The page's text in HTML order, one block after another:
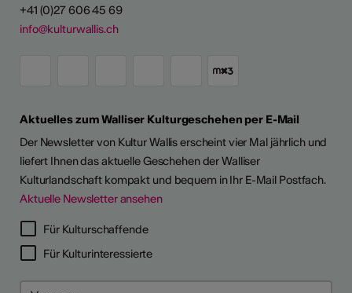
+41 (0)27 606 45 69
info@kulturwallis.ch
Aktuelles zum Walliser Kulturgeschehen per E-Mail
Der Newsletter von Kultur Wallis erscheint vier Mal jährlich und
liefert Ihnen das aktuelle Geschehen der Walliser
Kulturlandschaft kompakt und bequem in Ihr E-Mail Postfach.
Aktuelle Newsletter ansehen
Für Kulturschaffende
Für Kulturinteressierte